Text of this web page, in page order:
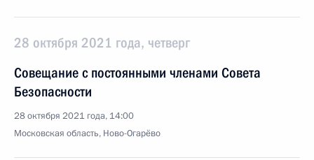
28 октября 2021 года, четверг
Совещание с постоянными членами Совета
Безопасности
28 октября 2021 года, 14:00
Московская область, Ново-Огарёво